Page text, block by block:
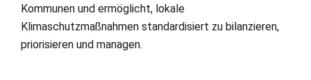
Kommunen und ermöglicht, lokale
Klimaschutzmaßnahmen standardisiert zu bilanzieren,
priorisieren und managen.